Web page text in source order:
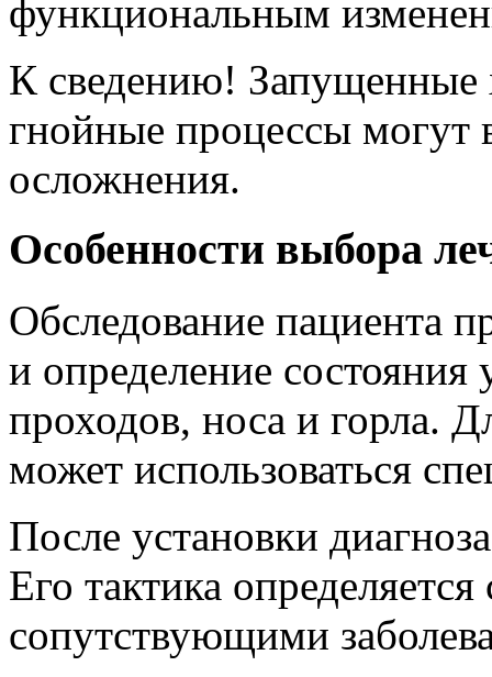
функциональным
К сведению! Запущенные
гнойные процессы могут
осложнения.
Особенности выбора
Обследование пациента
и определение
проходов, носа и горла.
может использоваться
После установки
Его тактика
сопутствующими